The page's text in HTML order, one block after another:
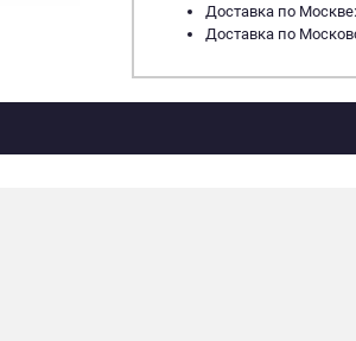
Доставка по
Доставка по